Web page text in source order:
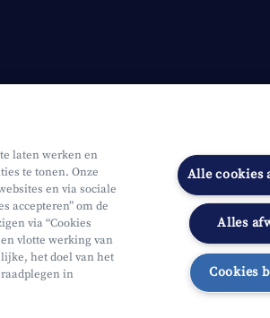
van CDZ
laten werken en
te tonen. Onze
en via sociale
accepteren” om de
via “Cookies
vlotte werking van
het doel van het
in
Alle cookies
Alles
Cookies